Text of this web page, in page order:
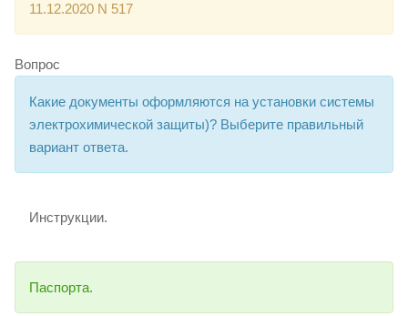
11.12.2020 N 517
Вопрос
Какие документы оформляются на установки системы
электрохимической защиты)? Выберите правильный
вариант ответа.
Инструкции.
Паспорта.